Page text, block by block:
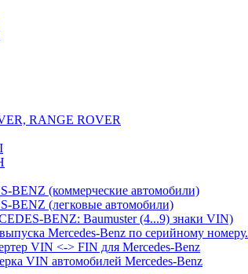
RANGE ROVER
BENZ (коммерческие автомобили)
BENZ (легковые автомобили)
BENZ: Baumuster (4...9) знаки VIN)
Mercedes-Benz по серийному номеру.
VIN <-> FIN для Mercedes-Benz
VIN автомобилей Mercedes-Benz